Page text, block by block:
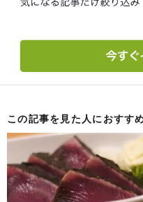
この記事を見た人におすす